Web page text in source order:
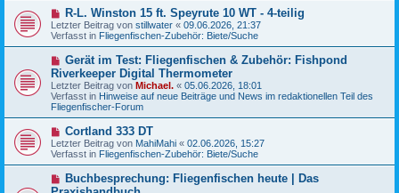
e
t
r
a
g
N
e
u
e
B
e
i
t
r
a
g
R-L. Winston 15 ft. Speyrute 10 WT - 4-teilig
Letzter Beitrag von stillwater « 09.06.2026, 21:37
Verfasst in Fliegenfischen-Zubehör: Biete/Suche
N
e
u
e
r
B
e
t
r
a
g
Gerät im Test: Fliegenfischen & Zubehör: Fishpond
Riverkeeper Digital Thermometer
Letzter Beitrag von Michael. « 05.06.2026, 18:01
Verfasst in Hinweise auf neue Beiträge und News im redaktionellen Teil des
Fliegenfischer-Forum
N
e
u
e
B
Cortland 333 DT
Letzter Beitrag von MahiMahi « 02.06.2026, 15:27
Verfasst in Fliegenfischen-Zubehör: Biete/Suche
NBuchbesprechung: Fliegenfischen heute | Das